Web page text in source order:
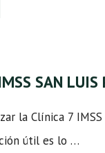
SAN LUIS
la Clínica 7
útil es lo …